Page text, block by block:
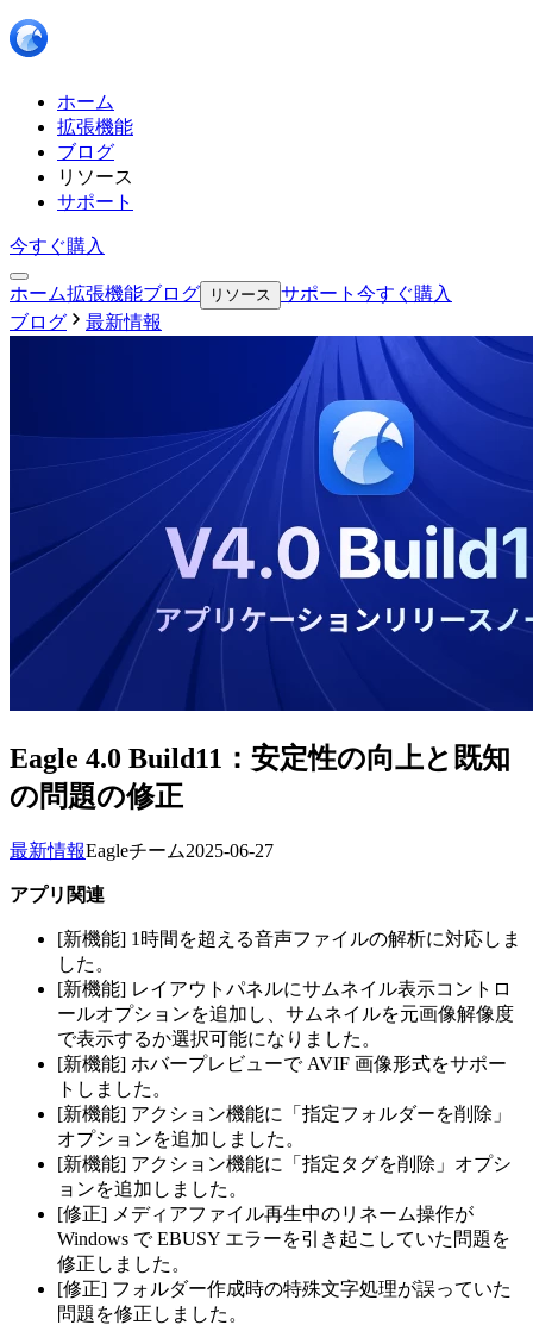
ホーム
拡張機能
ブログ
リソース
サポート
今すぐ購入
ホーム拡張機能ブログ リソース サポート 今すぐ購入
ブログ
最新情報
Eagle 4.0 Build11：安定性の向上と既知
の問題の修正
最新情報Eagleチーム2025-06-27
アプリ関連
[新機能] 1時間を超える音声ファイルの解析に対応しま
した。
[新機能] レイアウトパネルにサムネイル表示コントロ
ールオプションを追加し、サムネイルを元画像解像度
で表示するか選択可能になりました。
[新機能] ホバープレビューで AVIF 画像形式をサポー
トしました。
[新機能] アクション機能に「指定フォルダーを削除」
オプションを追加しました。
[新機能] アクション機能に「指定タグを削除」オプシ
ョンを追加しました。
[修正] メディアファイル再生中のリネーム操作が
Windows で EBUSY エラーを引き起こしていた問題を
修正しました。
[修正] フォルダー作成時の特殊文字処理が誤っていた
問題を修正しました。